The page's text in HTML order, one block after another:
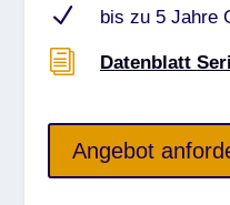
N bis zu 5 Jahre
i Datenblatt
Angebot